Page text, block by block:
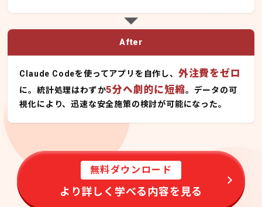
After
Claude Codeを使ってアプリを自作し、 外注費をゼロ
に。統計処理はわずか5分へ劇的に短縮。データの可
視化により、迅速な安全施策の検討が可能になった。
無料ダウンロード
より詳しく学べる内容を見る